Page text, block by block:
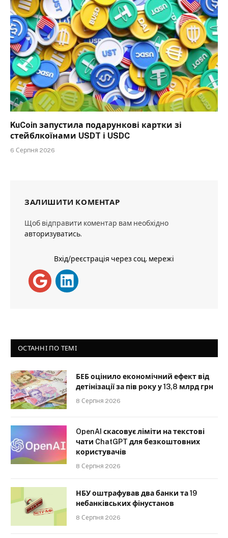
KuCoin запустила подарункові картки зі
стейблкоїнами USDT і USDC
6 Серпня 2026
ЗАЛИШИТИ КОМЕНТАР
Щоб відправити коментар вам необхідно
авторизуватись.
Вхід/реєстрація через соц. мережі
ОСТАННІ ПО ТЕМІ
БЕБ оцінило економічний ефект від
детінізації за пів року у 13,8 млрд грн
8 Серпня 2026
OpenAI скасовує ліміти на текстові
чати ChatGPT для безкоштовних
користувачів
8 Серпня 2026
НБУ оштрафував два банки та 19
небанківських фінустанов
8 Серпня 2026